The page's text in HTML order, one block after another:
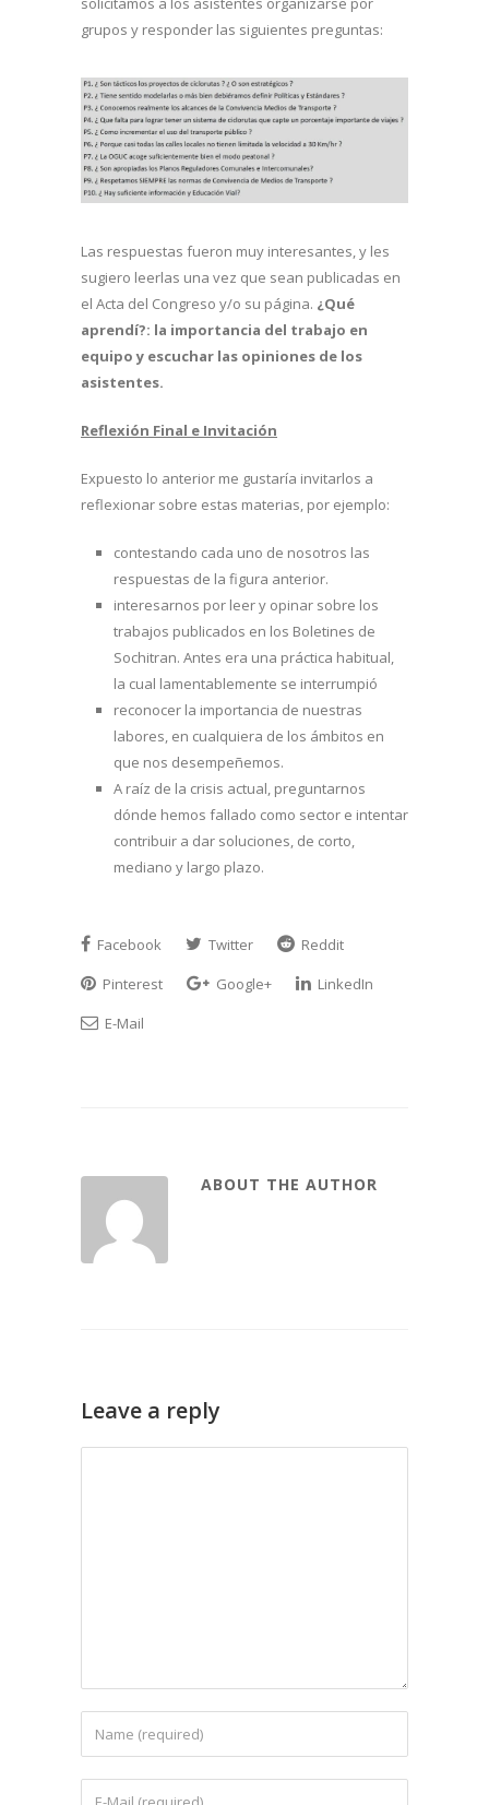
grupos y responder las siguientes preguntas:
Las respuestas fueron muy interesantes, y les
sugiero leerlas una vez que sean publicadas en
el Acta del Congreso y/o su página. ¿Qué
aprendí?: la importancia del trabajo en
equipo y escuchar las opiniones de los
asistentes.
Reflexión Final e Invitación
Expuesto lo anterior me gustaría invitarlos a
reflexionar sobre estas materias, por ejemplo:
contestando cada uno de nosotros las
respuestas de la figura anterior.
interesarnos por leer y opinar sobre los
trabajos publicados en los Boletines de
Sochitran. Antes era una práctica habitual,
la cual lamentablemente se interrumpió
reconocer la importancia de nuestras
labores, en cualquiera de los ámbitos en
que nos desempeñemos.
A raíz de la crisis actual, preguntarnos
dónde hemos fallado como sector e intentar
contribuir a dar soluciones, de corto,
mediano y largo plazo.
Facebook Twitter
Reddit
Pinterest
Google+
LinkedIn
E-Mail
ABOUT THE AUTHOR
Leave a reply